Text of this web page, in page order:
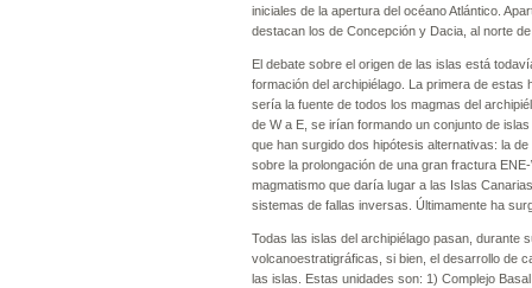
iniciales de la apertura del océano Atlántico.
destacan los de Concepción y Dacia, al norte
El debate sobre el origen de las islas está
formación del archipiélago. La primera de estas
sería la fuente de todos los magmas del
de W a E, se irían formando un conjunto de
que han surgido dos hipótesis alternativas: la
sobre la prolongación de una gran fractura
magmatismo que daría lugar a las Islas
sistemas de fallas inversas. Últimamente ha
Todas las islas del archipiélago pasan, durante
volcanoestratigráficas, si bien, el desarrollo de
las islas. Estas unidades son: 1) Complejo